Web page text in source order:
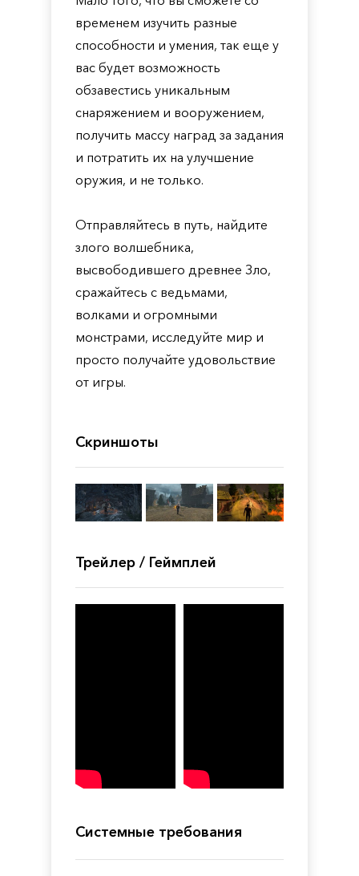
временем изучить разные
способности и умения, так еще у
вас будет возможность
обзавестись уникальным
снаряжением и вооружением,
получить массу наград за задания
и потратить их на улучшение
оружия, и не только.
Отправляйтесь в путь, найдите
злого волшебника,
высвободившего древнее Зло,
сражайтесь с ведьмами,
волками и огромными
монстрами, исследуйте мир и
просто получайте удовольствие
от игры.
Скриншоты
Трейлер / Геймплей
Системные требования